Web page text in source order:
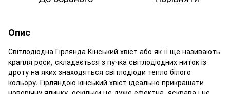
Опис
Світлодіодна Гірлянда Кінський хвіст або як її ще називають
крапля роси, складається з пучка світлодіодних ниток із
дроту на яких знаходяться світлодіоди тепло білого
кольору. Гірляндою кінський хвіст ідеально прикрашати